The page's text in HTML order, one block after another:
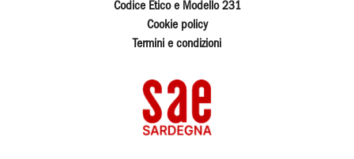
Codice Etico e Modello 231
Cookie policy
Termini e condizioni